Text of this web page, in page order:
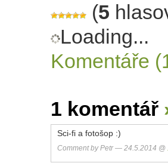
(5
Loading...
Komentáře
1 komentář
Sci-fi a fotošop :)
Comment by Petr — 24.5.2014 @